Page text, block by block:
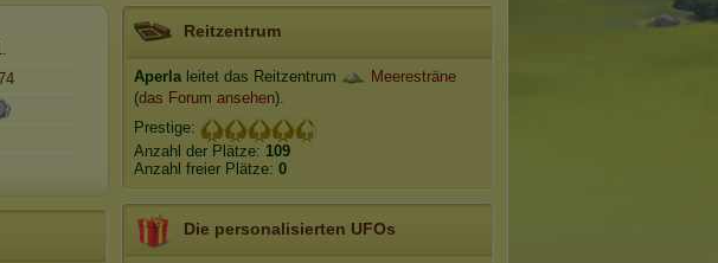
Reitzentrum
Aperlaleitet das Reitzentrum
Meeresträne
(das Forum ansehen).
Prestige:
Anzahl der Plätze: 109
Anzahl freier Plätze: 0
Die personalisierten UFOs